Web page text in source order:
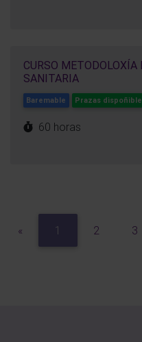
CURSO
SANITARIA
Baremable Prazas
60 horas
«Previous1 2 3